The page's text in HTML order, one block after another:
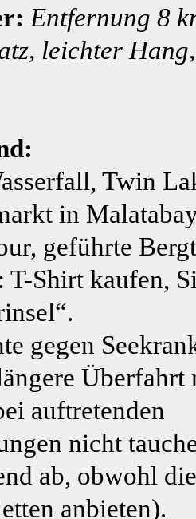
Entfernung 8
leichter
Twin
in
geführte
T-Shirt kaufen,
gegen
Überfahrt
auftretenden
nicht
ab, obwohl
anbieten).